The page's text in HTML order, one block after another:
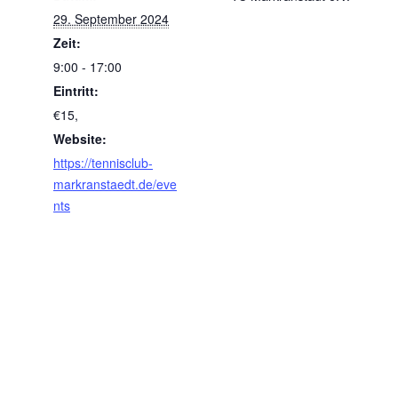
29. September 2024
Zeit:
9:00 - 17:00
Eintritt:
€15,
Website:
https://tennisclub-
markranstaedt.de/eve
nts